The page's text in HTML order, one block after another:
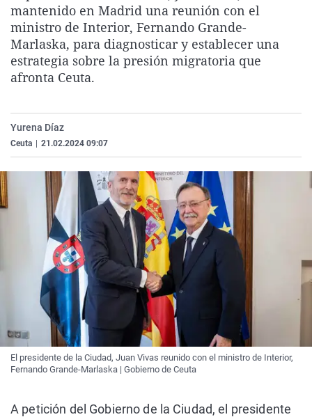
La rosa de los vientos
Gente viajera
Como el perro y el
Caso
Retornados
Equipo de
Extremadura
Galicia
La Rioja
Virales
Televisión
Elecciones
mantenido en Madrid una reunión con el
ministro de Interior, Fernando Grande-
Marlaska, para diagnosticar y establecer una
estrategia sobre la presión migratoria que
afronta Ceuta.
Yurena Díaz
Ceuta 21.02.2024 09:07
El presidente de la Ciudad, Juan Vivas reunido con el ministro de Interior,
Fernando Grande-Marlaska | Gobierno de Ceuta
A petición del Gobierno de la Ciudad, el presidente